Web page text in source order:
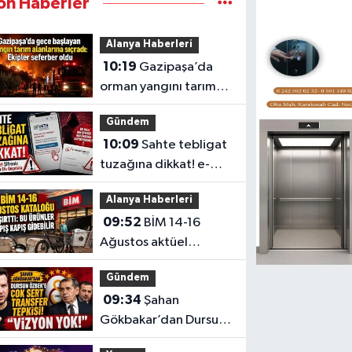
Haberler
Alanya Haberleri
10:19
orman yangını tarım
alanlarına sıçradı
Gündem
10:09 Sahte tebligat
tuzağına dikkat! e-
Devlet şifreniz bir tıkla
ele geçebilir
Alanya Haberleri
09:52
Ağustos aktüel
kataloğu yayımlandı
Gündem
09:34 Şahan
Gökbakar’dan Dursun
Özbek’e çok sert